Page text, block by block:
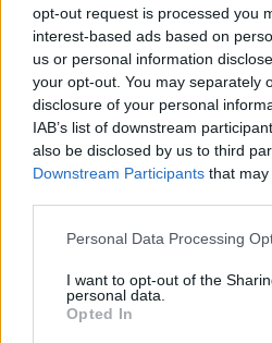
opt-out request is processed you
interest-based ads based on
us or personal information
your opt-out. You may separately
disclosure of your personal
IAB’s list of downstream
also be disclosed by us to third
Downstream Participants that
Please note that this website/app
not limited to your visit or usage
grant or deny consent to Google
use your data for below specified
Personal Data Processing
I want to opt-out of the
personal data.
Opted In
Egy jó osb lap és rétegelt
olyan hirdetés
Ön webhelyéhez. Ha olyan
amelynek betűtípusa és
webhelyével, a látogatók
hirdetésre kattintással. Ez
forgalom beszerzésére.
Türelemre van szükség, ha
és rétegelt lemez marketing
azonnal látni a kifizetést, vagy
meggazdagodni, de remek
jövőben passzív